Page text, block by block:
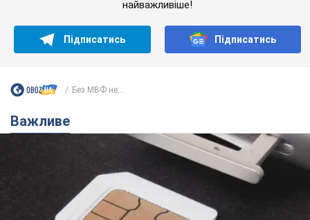
Українці масово переносять свої мобільні
номери на одного й того самого оператора: на
який найчастіше переходять
11 годин тому
Українців планують виселяти з
квартир: "слуга народу" розповіла,
хто ухвалюватиме рішення про
знесення будинків
Чому хочуть зносити оселі українців
59,5 т.